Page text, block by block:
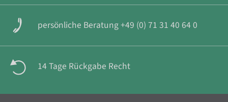
persönliche Beratung +49 (0) 71 31 40 64 0
14 Tage Rückgabe Recht